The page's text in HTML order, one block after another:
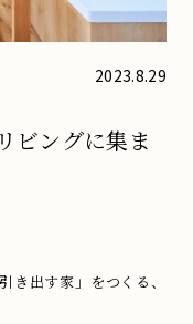
2023.8.29
ビングに集ま
き出す家」をつくる、